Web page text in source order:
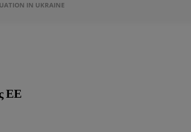
IN UKRAINE
ΕΕ